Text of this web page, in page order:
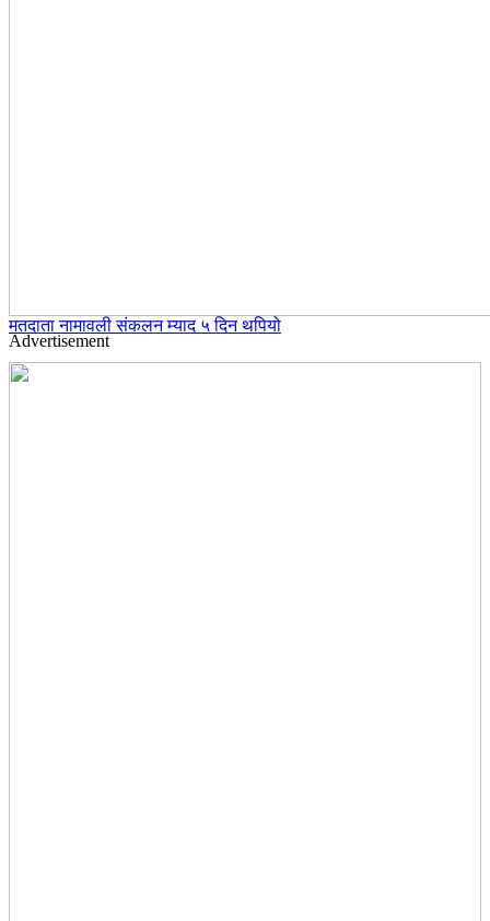
मतदाता नामावली संकलन म्याद ५ दिन थपियो
Advertisement